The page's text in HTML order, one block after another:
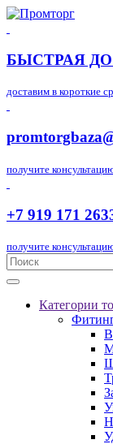
БЫСТРАЯ
доставим в короткие
получите
+7 919 171
получите
Категории